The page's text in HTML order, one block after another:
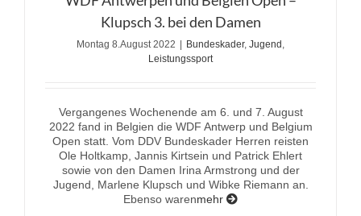
Klupsch 3. bei den Damen
Montag 8.August 2022 | Bundeskader, Jugend
Leistungssport
Vergangenes Wochenende am 6. und 7. August
2022 fand in Belgien die WDF Antwerp und Belgium
Open statt. Vom DDV Bundeskader Herren reisten
Ole Holtkamp, Jannis Kirtsein und Patrick Ehlert
sowie von den Damen Irina Armstrong und der
Jugend, Marlene Klupsch und Wibke Riemann an.
Ebenso warenmehr